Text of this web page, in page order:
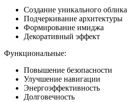
Создание уникального облика
Подчеркивание архитектуры
Формирование имиджа
Декоративный эффект
Функциональные:
Повышение безопасности
Улучшение навигации
Энергоэффективность
Долговечность